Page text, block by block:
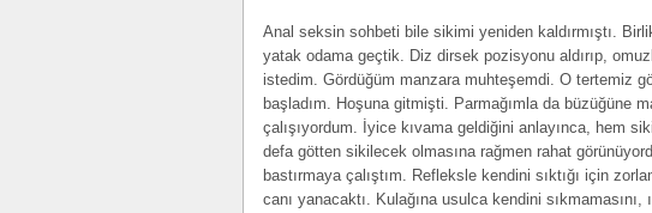
Anal seksin sohbeti bile sikimi yeniden kaldırmıştı.
yatak odama geçtik. Diz dirsek pozisyonu aldırıp,
istedim. Gördüğüm manzara muhteşemdi. O tertemiz
başladım. Hoşuna gitmişti. Parmağımla da büzüğüne
çalışıyordum. İyice kıvama geldiğini anlayınca, hem
defa götten sikilecek olmasına rağmen rahat
bastırmaya çalıştım. Refleksle kendini sıktığı için
canı yanacaktı. Kulağına usulca kendini sıkmamasını,